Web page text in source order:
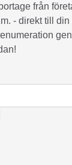
från
- direkt till